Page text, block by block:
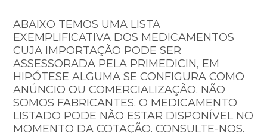
ABAIXO TEMOS UMA LISTA
EXEMPLIFICATIVA DOS MEDICAMENTOS
CUJA IMPORTAÇÃO PODE SER
ASSESSORADA PELA PRIMEDICIN, EM
HIPÓTESE ALGUMA SE CONFIGURA COMO
ANÚNCIO OU COMERCIALIZAÇÃO. NÃO
SOMOS FABRICANTES. O MEDICAMENTO
LISTADO PODE NÃO ESTAR DISPONÍVEL NO
MOMENTO DA COTAÇÃO. CONSULTE-NOS.